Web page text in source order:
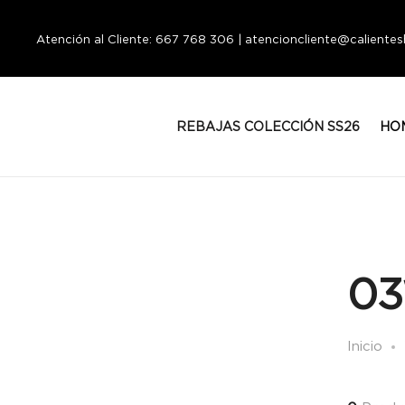
Atención al Cliente: 667 768 306 |
REBAJAS COLECCIÓN SS26
Inicio